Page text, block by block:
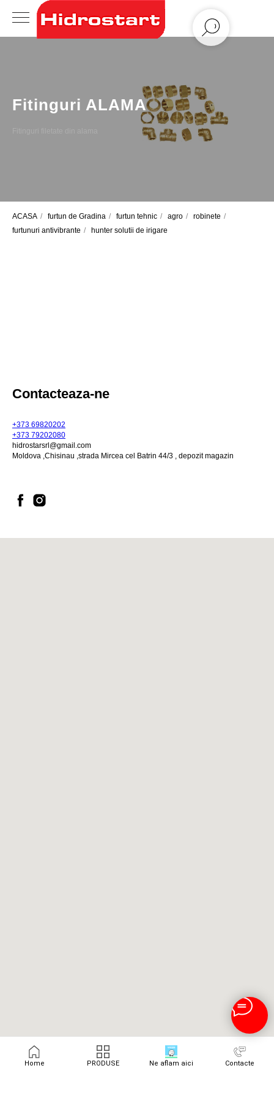
Home PRODUSE Ne aflam aici Contacte
Fitinguri ALAMA
ACASA / furtun de Gradina / furtun tehnic / agro / robinete /
furtunuri antivibrante / hunter solutii de irigare
Contacteaza-ne
+373 69820202
+373 79202080
hidrostarsrl@gmail.com
Moldova ,Chisinau ,strada Mircea cel Batrin 44/3 , depozit magazin